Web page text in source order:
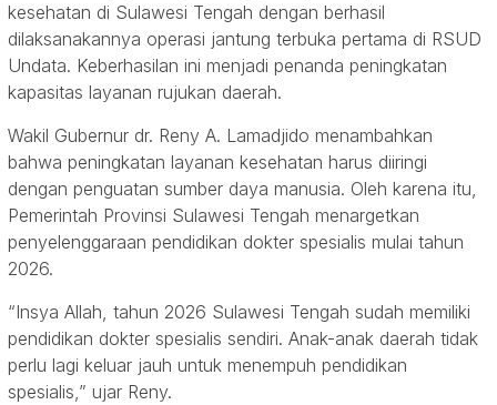
kesehatan di Sulawesi Tengah dengan berhasil
dilaksanakannya operasi jantung terbuka pertama di RSUD
Undata. Keberhasilan ini menjadi penanda peningkatan
kapasitas layanan rujukan daerah.
Wakil Gubernur dr. Reny A. Lamadjido menambahkan
bahwa peningkatan layanan kesehatan harus diiringi
dengan penguatan sumber daya manusia. Oleh karena itu,
Pemerintah Provinsi Sulawesi Tengah menargetkan
penyelenggaraan pendidikan dokter spesialis mulai tahun
2026.
“Insya Allah, tahun 2026 Sulawesi Tengah sudah memiliki
pendidikan dokter spesialis sendiri. Anak-anak daerah tidak
perlu lagi keluar jauh untuk menempuh pendidikan
spesialis,” ujar Reny.